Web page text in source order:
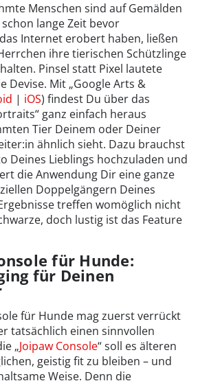
Menschen sind auf Gemälden
lange Zeit bevor
Internet erobert haben, ließen
ihre tierischen Schützlinge
Pinsel statt Pixel lautete
Devise. Mit „Google Arts &
| iOS) findest Du über das
ganz einfach heraus
Tier Deinem oder Deiner
ähnlich sieht. Dazu brauchst
Deines Lieblings hochzuladen und
die Anwendung Dir eine ganze
Doppelgängern Deines
treffen womöglich nicht
doch lustig ist das Feature
für Hunde:
für Deinen
für Hunde mag zuerst verrückt
tatsächlich einen sinnvollen
„Joipaw Console“ soll es älteren
geistig fit zu bleiben – und
Weise. Denn die